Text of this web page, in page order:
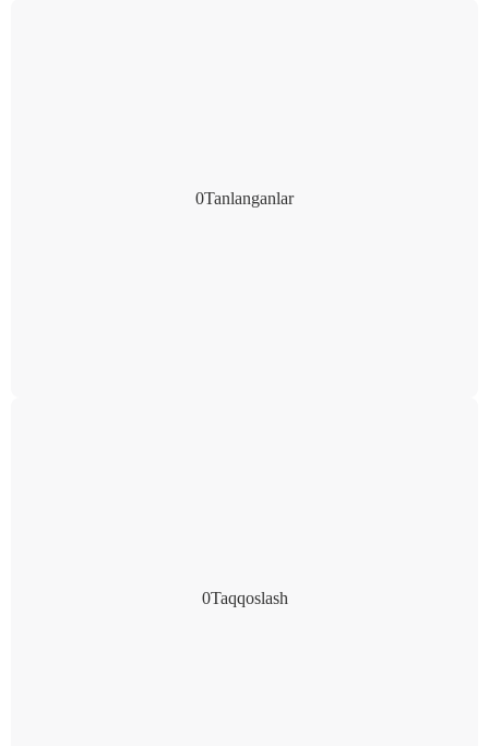
0Tanlanganlar
0Taqqoslash